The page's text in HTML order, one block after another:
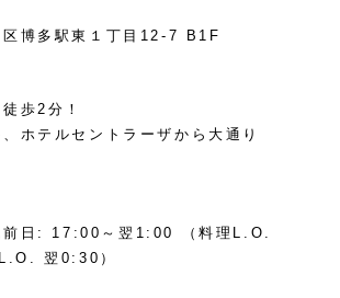
区博多駅東１丁目12-7 B1F
歩2分！
ホテルセントラーザから大通り
前日: 17:00～翌1:00 （料理L.O.
翌0:30）